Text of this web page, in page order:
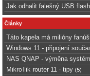
Jak odhalit falešný USB
Články
Táto kapela má milióny
Windows 11 - připojení
NAS QNAP - výměna
MikroTik router 11 - tipy (5)